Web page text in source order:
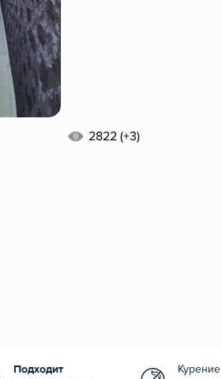
2822 (+3)
Подходит
Курение